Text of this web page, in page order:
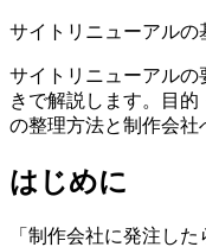
サイトリニューアルの
サイトリニューアル
きで解説します。目
の整理方法と制作会社
はじめに
「制作会社に発注し